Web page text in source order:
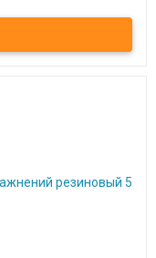
резиновый 4 кг